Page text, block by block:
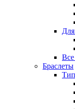
Все
Браслеты
Тип